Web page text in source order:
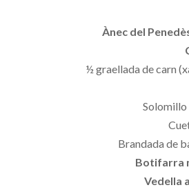
Ànec del
½ graellada de carn
Solomillo
Brandada de
Botifarra
Vedella